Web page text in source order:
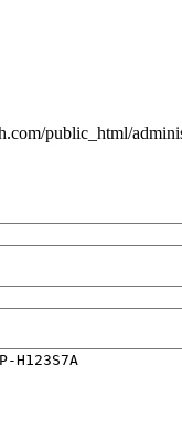
public_html/